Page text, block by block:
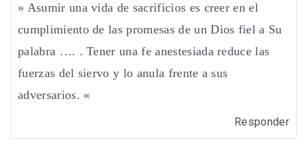
» Asumir una vida de sacrificios es creer en el
cumplimiento de las promesas de un Dios fiel a Su
palabra …. . Tener una fe anestesiada reduce las
fuerzas del siervo y lo anula frente a sus
adversarios. «
Responder